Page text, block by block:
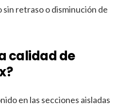
sin retraso o disminución de
calidad de
en las secciones aisladas